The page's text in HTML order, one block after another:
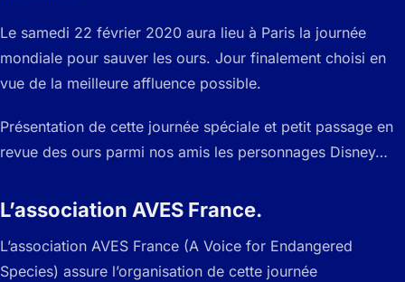
Le samedi 22 février 2020 aura lieu à Paris la journée
mondiale pour sauver les ours. Jour finalement choisi en
vue de la meilleure affluence possible.
Présentation de cette journée spéciale et petit passage en
revue des ours parmi nos amis les personnages Disney…
L’association AVES France.
L’association AVES France (A Voice for Endangered
Species) assure l’organisation de cette journée